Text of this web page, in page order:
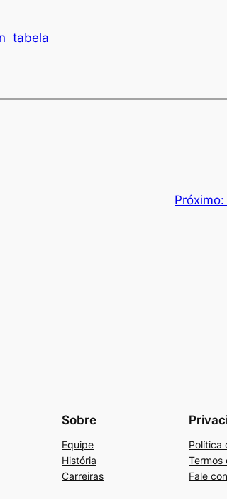
tabela
Próximo:
Sobre
Equipe
História
Carreiras
Política
Termos
Fale